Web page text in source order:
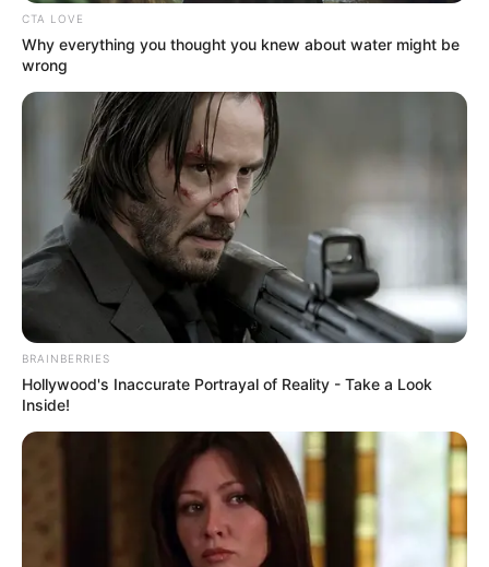
Girl On Top
CTA LOVE
Why everything you thought you knew about water might be
wrong
BRAINBERRIES
Hollywood's Inaccurate Portrayal of Reality - Take a Look
Inside!